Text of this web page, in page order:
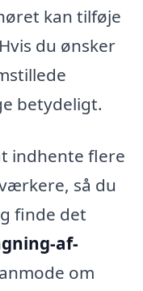
kan tilføje
du ønsker
betydeligt.
indhente flere
så du
finde det
af-
om